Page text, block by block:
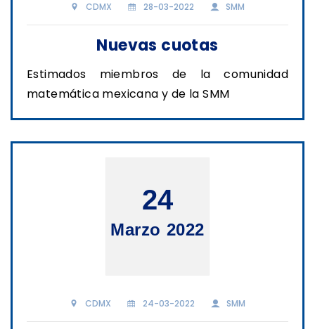
CDMX 28-03-2022 SMM
Nuevas cuotas
Estimados miembros de la comunidad
matemática mexicana y de la SMM
24
Marzo 2022
CDMX 24-03-2022 SMM